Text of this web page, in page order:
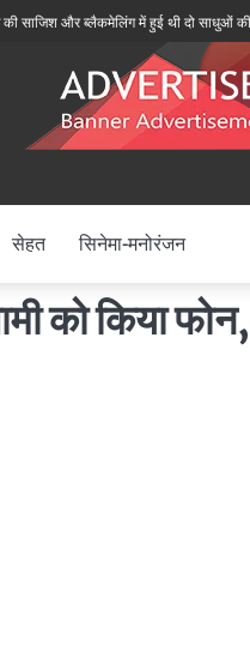
और ब्लैकमेलिंग में हुई थी दो साधुओं की हत्या,
सेहत सिनेमा-मनोरंजन
को किया फोन,